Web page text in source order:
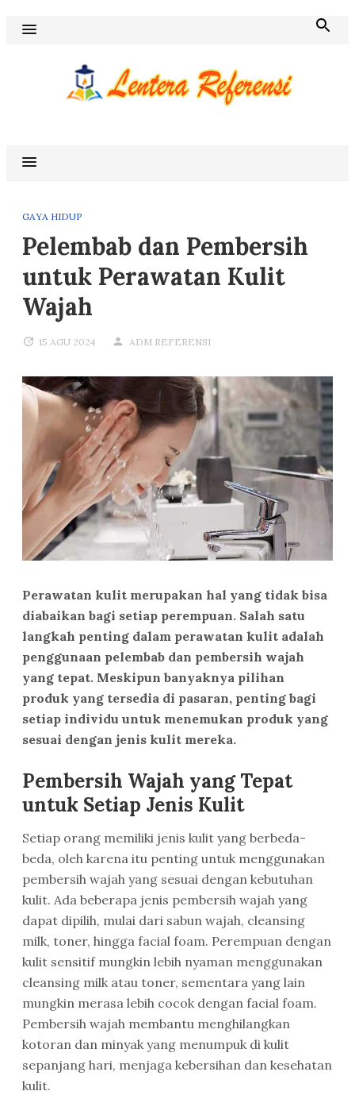
Skip
GAYA HIDUP
Pelembab dan Pembersih
untuk Perawatan Kulit
Wajah
15 AGU 2024 ADM REFERENSI
Perawatan kulit merupakan hal yang tidak bisa
diabaikan bagi setiap perempuan. Salah satu
langkah penting dalam perawatan kulit adalah
penggunaan pelembab dan pembersih wajah
yang tepat. Meskipun banyaknya pilihan
produk yang tersedia di pasaran, penting bagi
setiap individu untuk menemukan produk yang
sesuai dengan jenis kulit mereka.
Pembersih Wajah yang Tepat
untuk Setiap Jenis Kulit
Setiap orang memiliki jenis kulit yang berbeda-
beda, oleh karena itu penting untuk menggunakan
pembersih wajah yang sesuai dengan kebutuhan
kulit. Ada beberapa jenis pembersih wajah yang
dapat dipilih, mulai dari sabun wajah, cleansing
milk, toner, hingga facial foam. Perempuan dengan
kulit sensitif mungkin lebih nyaman menggunakan
cleansing milk atau toner, sementara yang lain
mungkin merasa lebih cocok dengan facial foam.
Pembersih wajah membantu menghilangkan
kotoran dan minyak yang menumpuk di kulit
sepanjang hari, menjaga kebersihan dan kesehatan
kulit.